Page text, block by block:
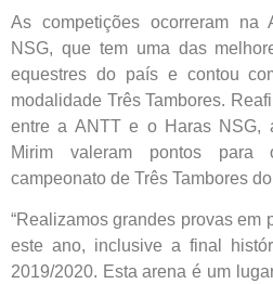
As competições ocorreram na
NSG, que tem uma das
equestres do país e contou
modalidade Três Tambores.
entre a ANTT e o Haras NSG,
Mirim valeram pontos para
campeonato de Três Tambores
“Realizamos grandes provas em
este ano, inclusive a final
2019/2020. Esta arena é um